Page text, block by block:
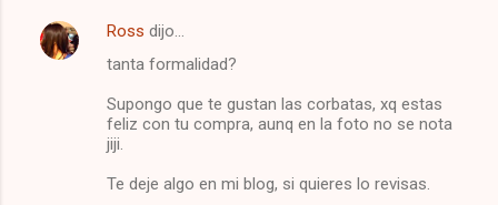
o
s
Ross dijo…
tanta formalidad?
Supongo que te gustan las corbatas, xq estas
feliz con tu compra, aunq en la foto no se nota
jiji.
Te deje algo en mi blog, si quieres lo revisas.